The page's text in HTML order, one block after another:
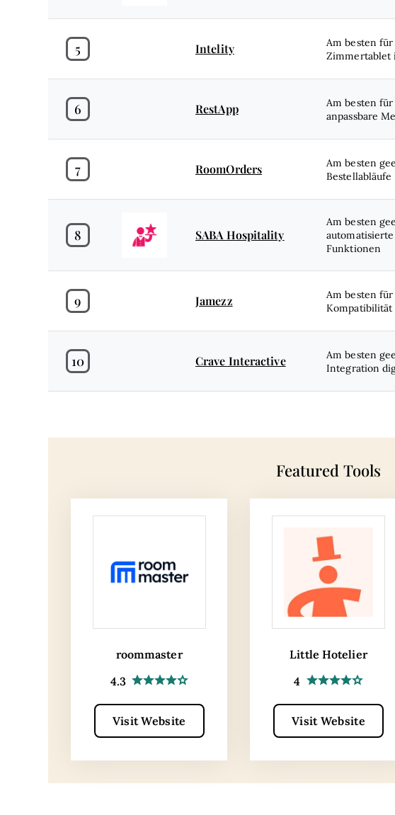
5 Intelity
Am besten
Zimmertablet
6 RestApp
Am besten
anpassbare
7 RoomOrders
Am besten
Bestellabläufe
8 SABA Hospitality
Am besten
Funktionen
9 Jamezz
Am besten
Kompatibilität
10 Crave Interactive
Am besten
Integration
Featured Tools
roommaster
4.3
Visit Website
Little Hotelier
4
Visit Website